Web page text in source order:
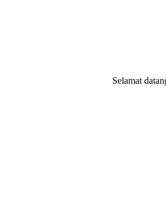
Selamat datang di